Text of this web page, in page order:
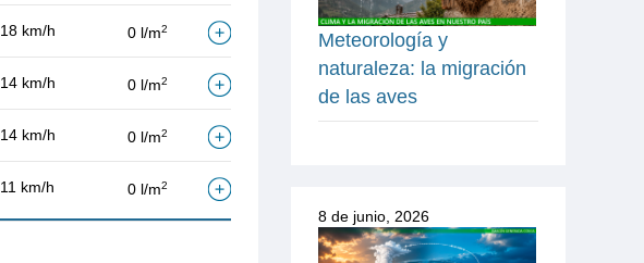
18 km/h 0 l/m2
14 km/h 0 l/m2
14 km/h 0 l/m2
11 km/h 0 l/m2
Meteorología y
naturaleza: la migración
de las aves
8 de junio, 2026